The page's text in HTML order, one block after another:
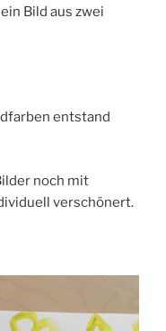
Bild aus zwei
entstand
noch mit
verschönert.